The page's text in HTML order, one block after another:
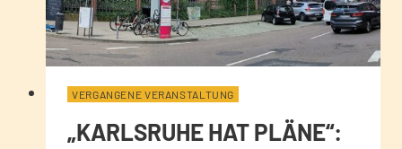
VERGANGENE VERANSTALTUNG
„KARLSRUHE HAT PLÄNE“: